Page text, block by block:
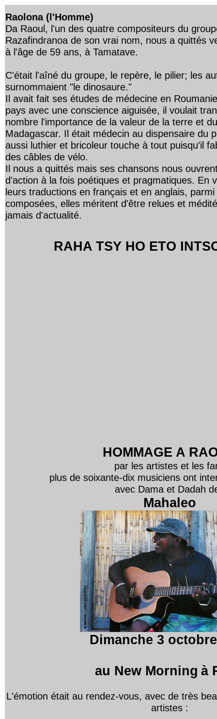
Raolona (l'Homme)
Da Raoul, l'un des quatre compositeurs du
Razafindranoa de son vrai nom, nous a quittés
à l'âge de 59 ans, à Tamatave.
C'était l'aîné du groupe, le repère, le pilier; les
surnommaient "le dinosaure."
Il avait fait ses études de médecine en
pays avec une conscience aiguisée, il voulait
nombre l'importance de la valeur de la terre et
Madagascar. Il était médecin au dispensaire du
aussi luthier et bricoleur touche à tout puisqu'il
des câbles de vélo.
Il nous a quittés mais ses chansons nous
d'action à la fois poétiques et pragmatiques. En
leurs traductions en français et en anglais,
composées, elles méritent d'être relues et
jamais d'actualité.
RAHA TSY HO ETO
HOMMAGE A
par les artistes et les
plus de soixante-dix musiciens ont
avec Dama et Dadah
Mahaleo
Dimanche 3
au New Morning à
L'émotion était au rendez-vous, avec de très
artistes :